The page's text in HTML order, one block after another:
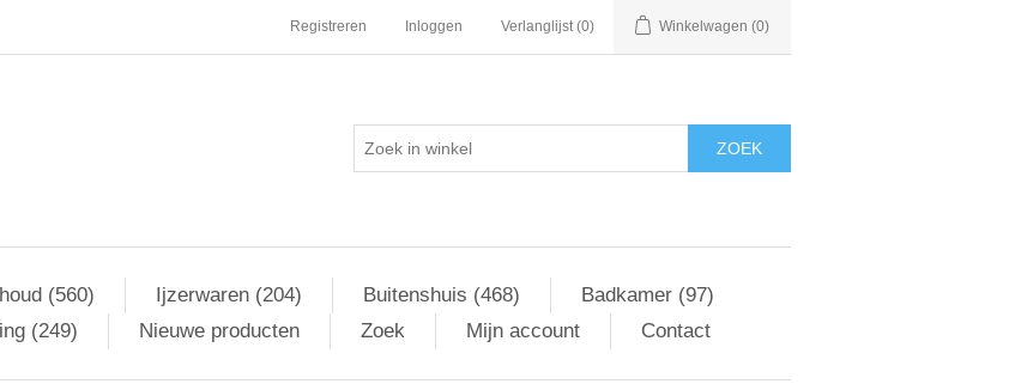
Registreren Inloggen Verlanglijst (0) Winkelwagen (0)
ZOEK
(560) Ijzerwaren (204) Buitenshuis (468)
Badkamer (97)
(249) Nieuwe producten Zoek Mijn account Contact